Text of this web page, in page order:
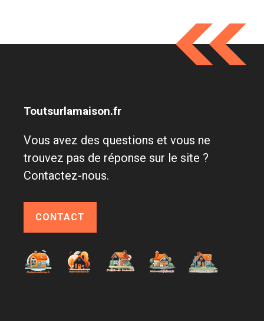
Toutsurlamaison.fr
Vous avez des questions et vous ne
trouvez pas de réponse sur le site ?
Contactez-nous.
CONTACT